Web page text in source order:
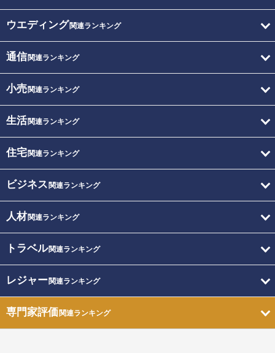
ウエディング関連ランキング
通信関連ランキング
小売関連ランキング
生活関連ランキング
住宅関連ランキング
ビジネス 関連ランキング
人材関連ランキング
トラベル関連ランキング
レジャー関連ランキング
専門家評価関連ランキング